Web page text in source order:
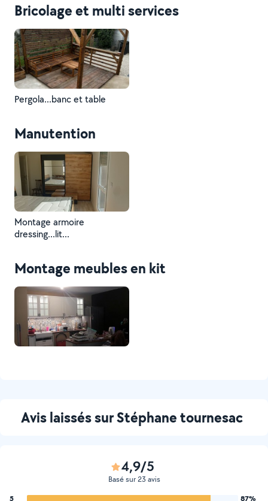
Bricolage et multi services
Pergola...banc et table
Manutention
Montage armoire
dressing...lit...
Montage meubles en kit
Avis laissés sur Stéphane tournesac
4,9/5
Basé sur 23 avis
5
87%